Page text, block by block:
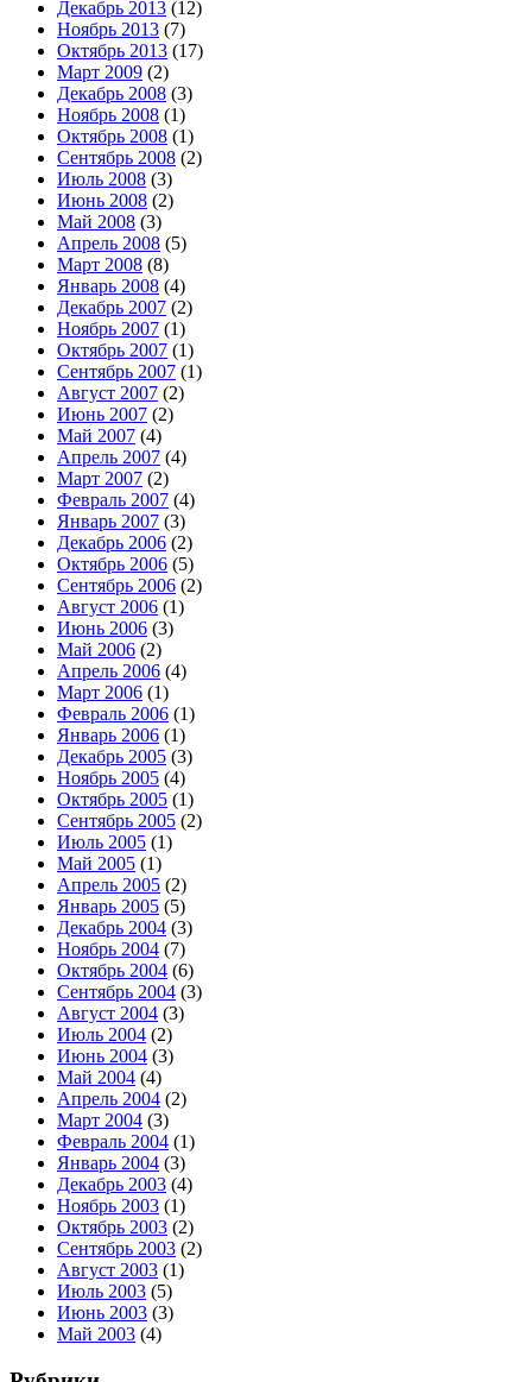
Декабрь 2013 (12)
Ноябрь 2013 (7)
Октябрь 2013 (17)
Март 2009 (2)
Декабрь 2008 (3)
Ноябрь 2008 (1)
Октябрь 2008 (1)
Сентябрь 2008 (2)
Июль 2008 (3)
Июнь 2008 (2)
Май 2008 (3)
Апрель 2008 (5)
Март 2008 (8)
Январь 2008 (4)
Декабрь 2007 (2)
Ноябрь 2007 (1)
Октябрь 2007 (1)
Сентябрь 2007 (1)
Август 2007 (2)
Июнь 2007 (2)
Май 2007 (4)
Апрель 2007 (4)
Март 2007 (2)
Февраль 2007 (4)
Январь 2007 (3)
Декабрь 2006 (2)
Октябрь 2006 (5)
Сентябрь 2006 (2)
Август 2006 (1)
Июнь 2006 (3)
Май 2006 (2)
Апрель 2006 (4)
Март 2006 (1)
Февраль 2006 (1)
Январь 2006 (1)
Декабрь 2005 (3)
Ноябрь 2005 (4)
Октябрь 2005 (1)
Сентябрь 2005 (2)
Июль 2005 (1)
Май 2005 (1)
Апрель 2005 (2)
Январь 2005 (5)
Декабрь 2004 (3)
Ноябрь 2004 (7)
Октябрь 2004 (6)
Сентябрь 2004 (3)
Август 2004 (3)
Июль 2004 (2)
Июнь 2004 (3)
Май 2004 (4)
Апрель 2004 (2)
Март 2004 (3)
Февраль 2004 (1)
Январь 2004 (3)
Декабрь 2003 (4)
Ноябрь 2003 (1)
Октябрь 2003 (2)
Сентябрь 2003 (2)
Август 2003 (1)
Июль 2003 (5)
Июнь 2003 (3)
Май 2003 (4)